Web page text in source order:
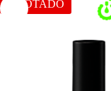
AGOTADO